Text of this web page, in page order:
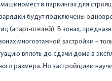
в паркингах для
будут подключены
(апарт-отелей). В зонах,
многоэтажной застройки –
вплоть до сдачи дома в
размера. Но застройщики